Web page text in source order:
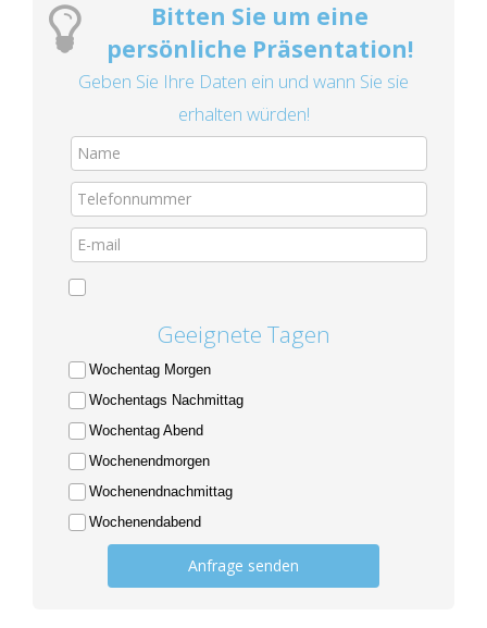
Bitten Sie um eine
persönliche Präsentation!
Geben Sie Ihre Daten ein und wann Sie sie
erhalten würden!
Geeignete Tagen
Wochentag Morgen
Wochentags Nachmittag
Wochentag Abend
Wochenendmorgen
Wochenendnachmittag
Wochenendabend
Anfrage senden